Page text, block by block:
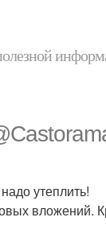
утеплить!
вложений.